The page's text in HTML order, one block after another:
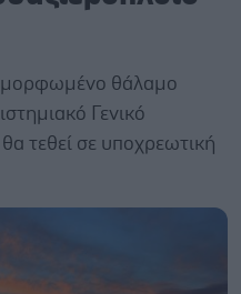
θάλαμο
Γενικό
τεθεί σε υποχρεωτική